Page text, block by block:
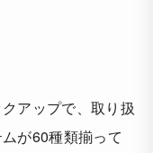
アップで、取り扱
が60種類揃って